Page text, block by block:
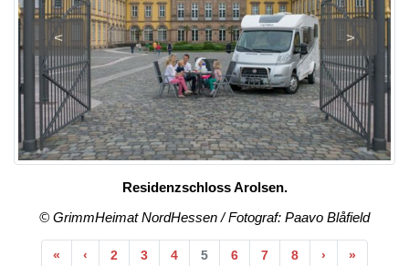
< >
Residenzschloss Arolsen.
© GrimmHeimat NordHessen / Fotograf: Paavo Blåfield
« Anfang
‹ Vorherige
2 3 4 5 6 7 8 › Nächste
»